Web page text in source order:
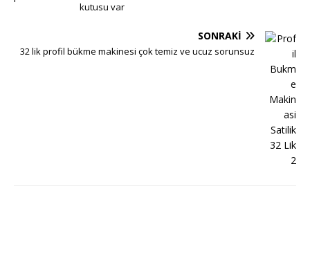
kutusu var
SONRAKI
32 lik profil bükme makinesi çok temiz ve ucuz sorunsuz